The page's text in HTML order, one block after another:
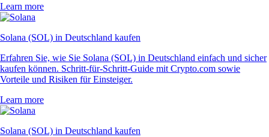
Learn more
Solana (SOL) in Deutschland kaufen
Erfahren Sie, wie Sie Solana (SOL) in Deutschland einfach und sicher
kaufen können. Schritt-für-Schritt-Guide mit Crypto.com sowie
Vorteile und Risiken für Einsteiger.
Learn more
Solana (SOL) in Deutschland kaufen